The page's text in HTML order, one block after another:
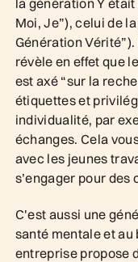
la génération Y
Moi, Je”), celui de
Génération
révèle en effet que
est axé “sur la
étiquettes et
individualité, par
échanges. Cela
avec les jeunes
s’engager pour
C'est aussi une
santé mentale et
entreprise propose